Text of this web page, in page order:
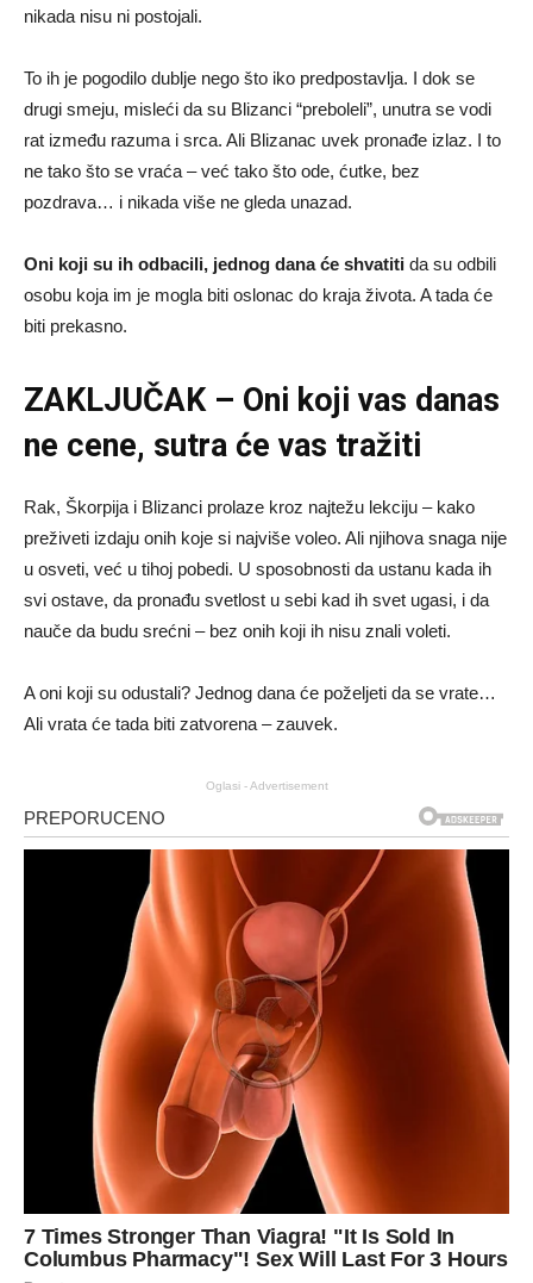
nikada nisu ni postojali.
To ih je pogodilo dublje nego što iko predpostavlja. I dok se
drugi smeju, misleći da su Blizanci “preboleli”, unutra se vodi
rat između razuma i srca. Ali Blizanac uvek pronađe izlaz. I to
ne tako što se vraća – već tako što ode, ćutke, bez
pozdrava… i nikada više ne gleda unazad.
Oni koji su ih odbacili, jednog dana će shvatiti da su odbili
osobu koja im je mogla biti oslonac do kraja života. A tada će
biti prekasno.
ZAKLJUČAK – Oni koji vas danas
ne cene, sutra će vas tražiti
Rak, Škorpija i Blizanci prolaze kroz najtežu lekciju – kako
preživeti izdaju onih koje si najviše voleo. Ali njihova snaga nije
u osveti, već u tihoj pobedi. U sposobnosti da ustanu kada ih
svi ostave, da pronađu svetlost u sebi kad ih svet ugasi, i da
nauče da budu srećni – bez onih koji ih nisu znali voleti.
A oni koji su odustali? Jednog dana će poželjeti da se vrate…
Ali vrata će tada biti zatvorena – zauvek.
Oglasi - Advertisement